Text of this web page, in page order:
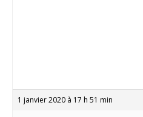
1 janvier 2020 à 17 h 51 min